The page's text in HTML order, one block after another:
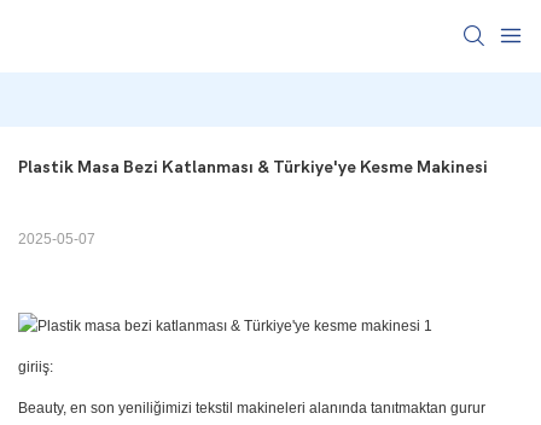
Plastik Masa Bezi Katlanması & Türkiye'ye Kesme Makinesi
2025-05-07
giriiş:
Beauty, en son yeniliğimizi tekstil makineleri alanında tanıtmaktan gurur